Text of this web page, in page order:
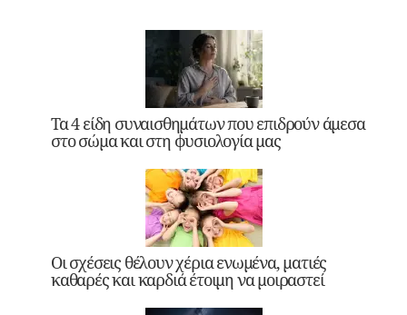
Τα 4 είδη συναισθημάτων που επιδρούν άμεσα
στο σώμα και στη φυσιολογία μας
Οι σχέσεις θέλουν χέρια ενωμένα, ματιές
καθαρές και καρδιά έτοιμη να μοιραστεί